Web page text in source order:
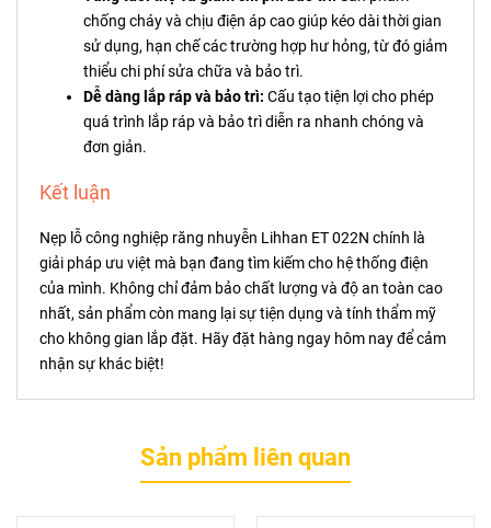
chống cháy và chịu điện áp cao giúp kéo dài thời gian
sử dụng, hạn chế các trường hợp hư hỏng, từ đó giảm
thiểu chi phí sửa chữa và bảo trì.
Dễ dàng lắp ráp và bảo trì: Cấu tạo tiện lợi cho phép
quá trình lắp ráp và bảo trì diễn ra nhanh chóng và
đơn giản.
Kết luận
Nẹp lỗ công nghiệp răng nhuyễn Lihhan ET 022N chính là
giải pháp ưu việt mà bạn đang tìm kiếm cho hệ thống điện
của mình. Không chỉ đảm bảo chất lượng và độ an toàn cao
nhất, sản phẩm còn mang lại sự tiện dụng và tính thẩm mỹ
cho không gian lắp đặt. Hãy đặt hàng ngay hôm nay để cảm
nhận sự khác biệt!
Sản phẩm liên quan